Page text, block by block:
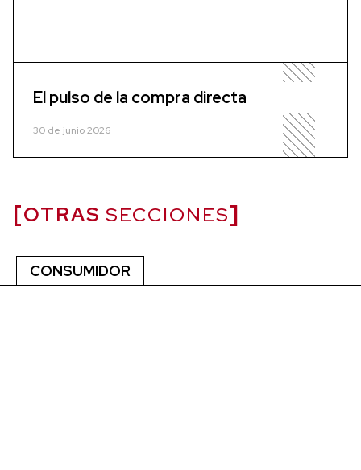
El pulso de la compra directa
30 de junio 2026
OTRAS SECCIONES
CONSUMIDOR